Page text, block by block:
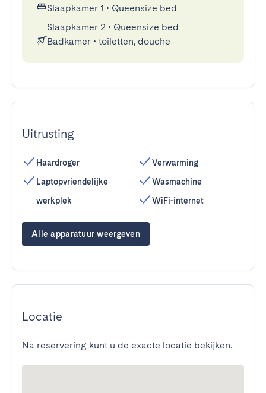
Slaapkamer 1 • Queensize bed
Slaapkamer 2 • Queensize bed
Badkamer • toiletten, douche
Uitrusting
Haardroger
Laptopvriendelijke
werkplek
Verwarming
Wasmachine
WiFi-internet
Alle apparatuur weergeven
Locatie
Na reservering kunt u de exacte locatie bekijken.